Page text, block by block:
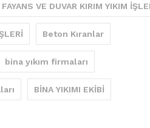
VE DUVAR KIRIM YIKIM
Beton Kıranlar
bina yıkım firmaları
BİNA YIKIMI EKİBİ